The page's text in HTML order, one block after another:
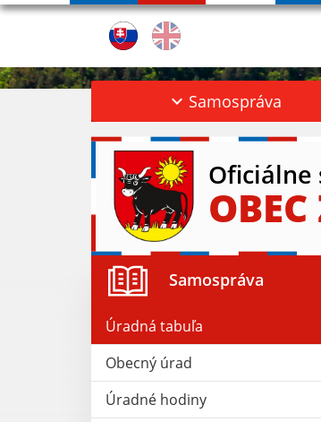
Samospráva
Oficiálne
Samospráva
Úradná tabuľa
Obecný úrad
Úradné hodiny